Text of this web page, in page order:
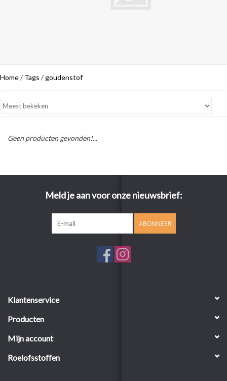
Home/ Tags /goudenstof
Geen producten gevonden!...
Meld je aan voor onze nieuwsbrief:
ABONNEER
Klantenservice
Producten
Mijn account
Roelofsstoffen